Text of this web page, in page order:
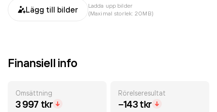
Lägg till bilder
Ladda upp bilder
(Maximal storlek: 20MB)
Finansiell info
Omsättning
3 997 tkr
Rörelseresultat
−143 tkr